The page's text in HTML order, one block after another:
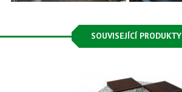
SOUVISEJÍCÍ PRODUKTY